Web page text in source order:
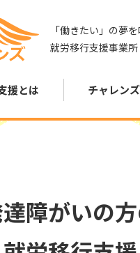
「働きたい」の夢
就労移行支援事業所
援とは チャレン
障がいの